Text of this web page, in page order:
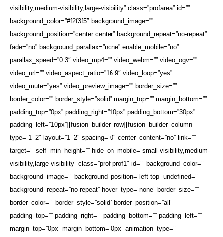
visibility,medium-visibility,large-visibility” class=”profarea” id=””
background_color=”#f2f3f5″ background_image=””
background_position=”center center” background_repeat=”no-repeat”
fade=”no” background_parallax=”none” enable_mobile=”no”
parallax_speed=”0.3″ video_mp4=”” video_webm=”” video_ogv=””
video_url=”” video_aspect_ratio=”16:9″ video_loop=”yes”
video_mute=”yes” video_preview_image=”” border_size=””
border_color=”” border_style=”solid” margin_top=”” margin_bottom=””
padding_top=”0px” padding_right=”10px” padding_bottom=”30px”
padding_left=”10px”][fusion_builder_row][fusion_builder_column
type=”1_2″ layout=”1_2″ spacing=”0″ center_content=”no” link=””
target=”_self” min_height=”” hide_on_mobile=”small-visibility,medium-
visibility,large-visibility” class=”prof prof1″ id=”” background_color=””
background_image=”” background_position=”left top” undefined=””
background_repeat=”no-repeat” hover_type=”none” border_size=””
border_color=”” border_style=”solid” border_position=”all”
padding_top=”” padding_right=”” padding_bottom=”” padding_left=””
margin_top=”0px” margin_bottom=”0px” animation_type=””